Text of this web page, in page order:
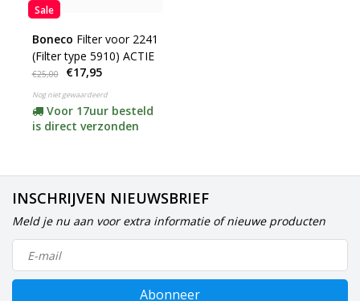
Sale
Boneco Filter voor 2241
(Filter type 5910) ACTIE
€25,00 €17,95
Nog niet gewaardeerd
Voor 17uur besteld
is direct verzonden
INSCHRIJVEN NIEUWSBRIEF
Meld je nu aan voor extra informatie of nieuwe producten
Abonneer